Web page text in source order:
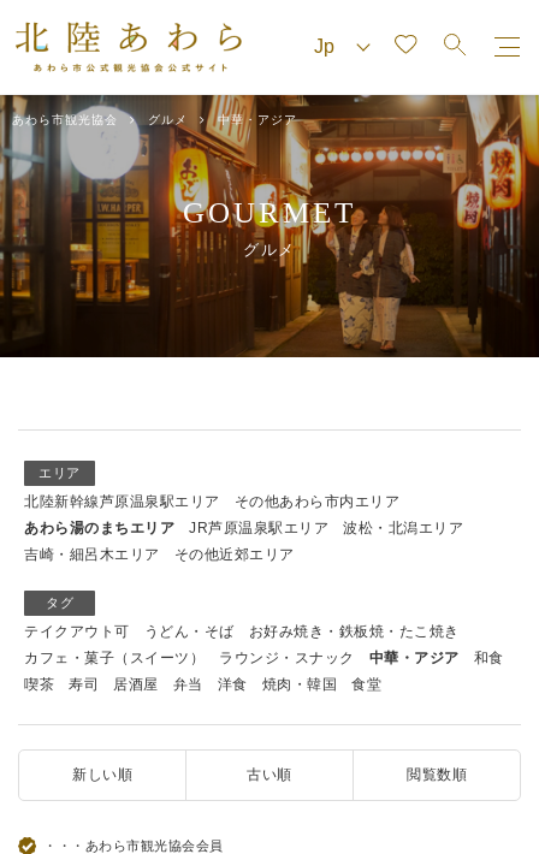
あわら市観光協会 グルメ 中華・アジア
GOURMET
グルメ
エリア
北陸新幹線芦原温泉駅エリア
その他あわら市内エリア
あわら湯のまちエリア
JR芦原温泉駅エリア
波松・北潟エリア
吉崎・細呂木エリア
その他近郊エリア
タグ
テイクアウト可 うどん・そば
お好み焼き・鉄板焼・たこ焼き
カフェ・菓子（スイーツ）
ラウンジ・スナック 中華・アジア
和食
喫茶
寿司 居酒屋 弁当 洋食 焼肉・韓国 食堂
新しい順 古い順 閲覧数順
・・・あわら市観光協会会員